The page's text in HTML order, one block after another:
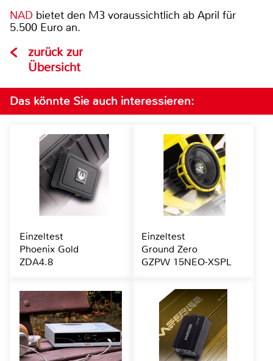
NAD bietet den M3 voraussichtlich ab April für
5.500 Euro an.
zurück zur
Übersicht
Das könnte Sie auch interessieren:
Einzeltest
Phoenix Gold
ZDA4.8
Einzeltest
Ground Zero
GZPW 15NEO-XSPL